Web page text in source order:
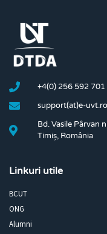
+4(0) 256 592 701
support(at)e-uvt.ro
Bd. Vasile Pârvan
Timiș, România
Linkuri utile
BCUT
ONG
Alumni